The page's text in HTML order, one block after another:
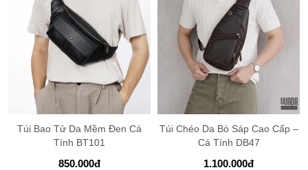
Túi Bao Tử Da Mềm Đen Cá
Tính BT101
850.000đ
Túi Chéo Da Bò Sáp Cao Cấp –
Cá Tính DB47
1.100.000đ